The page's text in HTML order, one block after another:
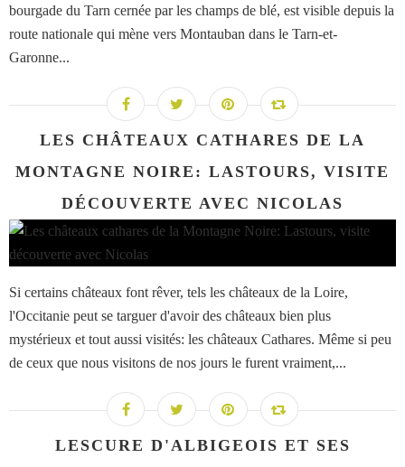
bourgade du Tarn cernée par les champs de blé, est visible depuis la
route nationale qui mène vers Montauban dans le Tarn-et-
Garonne...
LES CHÂTEAUX CATHARES DE LA
MONTAGNE NOIRE: LASTOURS, VISITE
DÉCOUVERTE AVEC NICOLAS
Si certains châteaux font rêver, tels les châteaux de la Loire,
l'Occitanie peut se targuer d'avoir des châteaux bien plus
mystérieux et tout aussi visités: les châteaux Cathares. Même si peu
de ceux que nous visitons de nos jours le furent vraiment,...
LESCURE D'ALBIGEOIS ET SES